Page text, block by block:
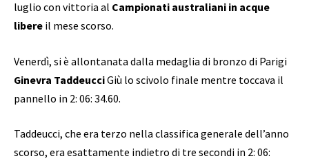
luglio con vittoria al Campionati australiani in acque
libere il mese scorso.
Venerdì, si è allontanata dalla medaglia di bronzo di Parigi
Ginevra TaddeucciGiù lo scivolo finale mentre toccava il
pannello in 2: 06: 34.60.
Taddeucci, che era terzo nella classifica generale dell’anno
scorso, era esattamente indietro di tre secondi in 2: 06: